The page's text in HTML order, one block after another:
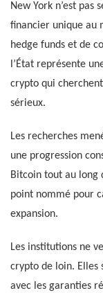
New York n’est pas
financier unique au
hedge funds et de
l’État représente
crypto qui
sérieux.
Les recherches
une progression
Bitcoin tout au long
point nommé pour
expansion.
Les institutions ne
crypto de loin.
avec les garanties